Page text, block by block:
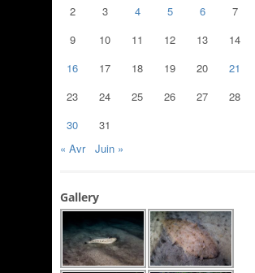
2
3 4 5 6 7
9
10 11 12 13 14
16
17 18 19 20 21
23
24 25 26 27 28
30
31
« Avr
Juin »
Gallery